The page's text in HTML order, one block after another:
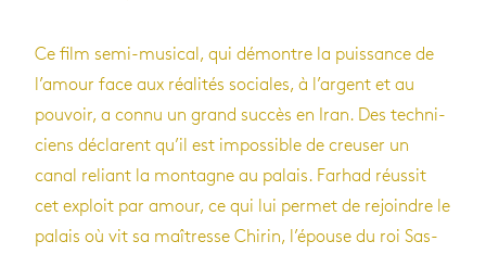
Ce film semi-musi­cal, qui démontre la puis­sance de
l’amour face aux réa­li­tés sociales, à l’ar­gent et au
pou­voir, a connu un grand suc­cès en Iran. Des tech­ni­
ciens déclarent qu’il est impos­sible de creu­ser un
canal reliant la mon­tagne au palais. Farhad réus­sit
cet exploit par amour, ce qui lui per­met de rejoindre le
palais où vit sa maî­tresse Chi­rin, l’épouse du roi Sas­